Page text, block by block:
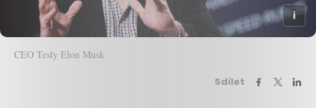
CEO Tesly Elon Musk
Sdílet